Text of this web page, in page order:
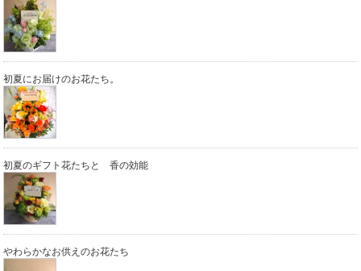
初夏にお届けのお花たち。
初夏のギフト花たちと 香の効能
やわらかなお供えのお花たち